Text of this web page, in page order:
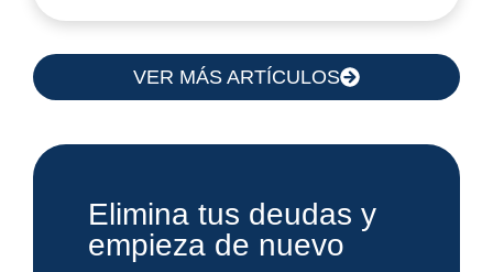
VER MÁS ARTÍCULOS
Elimina tus deudas y
empieza de nuevo